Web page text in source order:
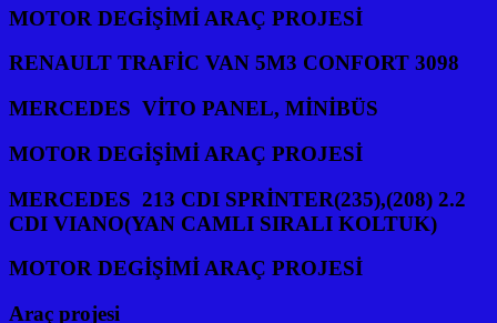
MOTOR DEGİŞİMİ ARAÇ PROJESİ
RENAULT TRAFİC VAN 5M3 CONFORT 3098
MERCEDES VİTO PANEL, MİNİBÜS
MOTOR DEGİŞİMİ ARAÇ PROJESİ
MERCEDES 213 CDI SPRİNTER(235),(208) 2.2
CDI VIANO(YAN CAMLI SIRALI KOLTUK)
MOTOR DEGİŞİMİ ARAÇ PROJESİ
Araç projesi